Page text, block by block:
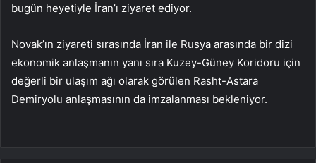
bugün heyetiyle İran’ı ziyaret ediyor.
Novak’ın ziyareti sırasında İran ile Rusya arasında bir dizi
ekonomik anlaşmanın yanı sıra Kuzey-Güney Koridoru için
değerli bir ulaşım ağı olarak görülen Rasht-Astara
Demiryolu anlaşmasının da imzalanması bekleniyor.